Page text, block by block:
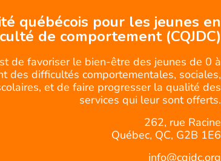
québécois pour les jeunes en
de comportement (CQJDC)
de favoriser le bien-être des jeunes de 0 à
des difficultés comportementales, sociales,
et de faire progresser la qualité des
services qui leur sont offerts.
262, rue Racine
Québec, QC, G2B 1E6
info@cqjdc.org